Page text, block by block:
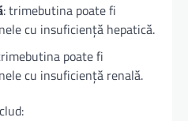
: trimebutina poate fi
cu insuficiență hepatică.
poate fi
cu insuficiență renală.